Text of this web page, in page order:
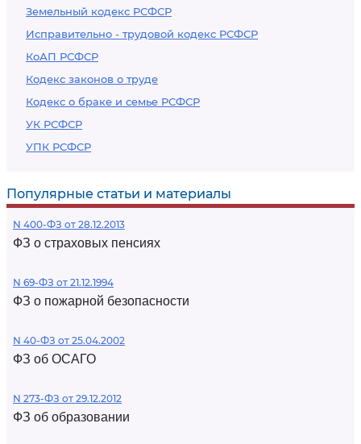
Земельный кодекс РСФСР
Исправительно - трудовой кодекс РСФСР
КоАП РСФСР
Кодекс законов о труде
Кодекс о браке и семье РСФСР
УК РСФСР
УПК РСФСР
Популярные статьи и материалы
N 400-ФЗ от 28.12.2013
ФЗ о страховых пенсиях
N 69-ФЗ от 21.12.1994
ФЗ о пожарной безопасности
N 40-ФЗ от 25.04.2002
ФЗ об ОСАГО
N 273-ФЗ от 29.12.2012
ФЗ об образовании